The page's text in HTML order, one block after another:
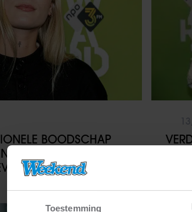
Toestemming
BOODSCHAP
TWEELINGBROER
GEKREGEN’